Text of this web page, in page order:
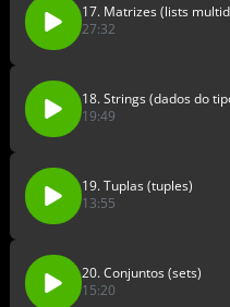
17. Matrizes (lists
27:32
18. Strings (dados do
19:49
19. Tuplas (tuples)
13:55
20. Conjuntos (sets)
15:20